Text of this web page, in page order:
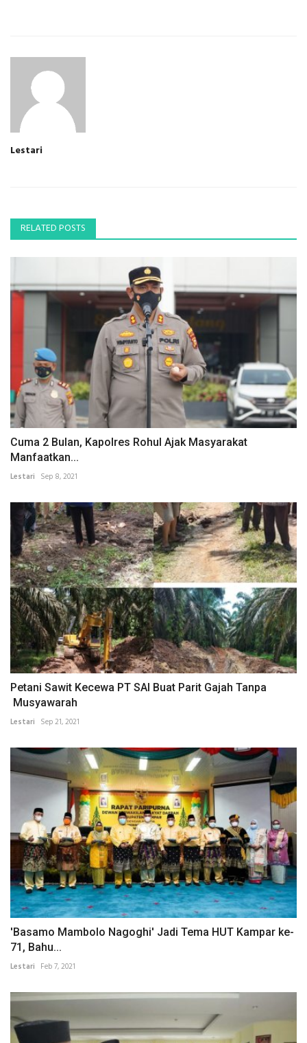
Lestari
RELATED POSTS
Cuma 2 Bulan, Kapolres Rohul Ajak Masyarakat
Manfaatkan...
Lestari Sep 8, 2021
Petani Sawit Kecewa PT SAI Buat Parit Gajah Tanpa
Musyawarah
Lestari Sep 21, 2021
'Basamo Mambolo Nagoghi' Jadi Tema HUT Kampar ke-
71, Bahu...
Lestari Feb 7, 2021